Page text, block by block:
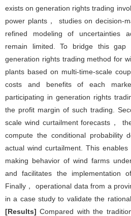
exists on generation rights trading
power plants， studies on decision-
refined modeling of uncertainties
remain limited. To bridge this
generation rights trading method for
plants based on multi-time-scale
costs and benefits of each
participating in generation rights
the profit margin of such trading.
scale wind curtailment forecasts，
compute the conditional probability
actual wind curtailment. This
making behavior of wind farms
and facilitates the implementation
Finally， operational data from a
in a case study to validate the
[Results] Compared with the